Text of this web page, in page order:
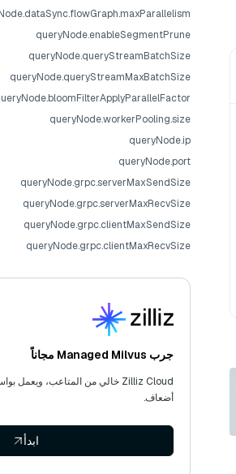
queryNode.enableSegmentPrune
queryNode.queryStreamBatchSize
queryNode.queryStreamMaxBatchSize
queryNode.workerPooling.size
queryNode.ip
queryNode.port
queryNode.grpc.serverMaxSendSize
queryNode.grpc.serverMaxRecvSize
queryNode.grpc.clientMaxSendSize
queryNode.grpc.clientMaxRecvSize
جرب Managed Milvus مجاناً
أضعاف.
ابدأ